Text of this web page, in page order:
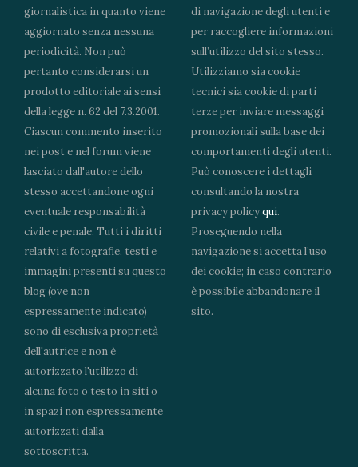
giornalistica in quanto viene
aggiornato senza nessuna
periodicità. Non può
pertanto considerarsi un
prodotto editoriale ai sensi
della legge n. 62 del 7.3.2001.
Ciascun commento inserito
nei post e nel forum viene
lasciato dall'autore dello
stesso accettandone ogni
eventuale responsabilità
civile e penale. Tutti i diritti
relativi a fotografie, testi e
immagini presenti su questo
blog (ove non
espressamente indicato)
sono di esclusiva proprietà
dell'autrice e non è
autorizzato l'utilizzo di
alcuna foto o testo in siti o
in spazi non espressamente
autorizzati dalla
sottoscritta.
di navigazione degli utenti e
per raccogliere informazioni
sull’utilizzo del sito stesso.
Utilizziamo sia cookie
tecnici sia cookie di parti
terze per inviare messaggi
promozionali sulla base dei
comportamenti degli utenti.
Può conoscere i dettagli
consultando la nostra
privacy policyqui.
Proseguendo nella
navigazione si accetta l’uso
dei cookie; in caso contrario
è possibile abbandonare il
sito.